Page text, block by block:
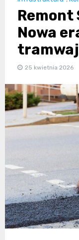
Remont
Nowa
25 kwietnia 2026